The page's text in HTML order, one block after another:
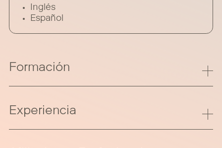
Inglés
Español
Formación
Experiencia